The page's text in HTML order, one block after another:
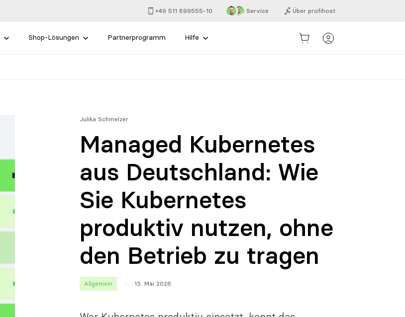
+49 511 899555-10 Service Über profihost
Shop-Lösungen Partnerprogramm Hilfe
Julika Schmelzer
Managed Kubernetes
aus Deutschland: Wie
Sie Kubernetes
produktiv nutzen, ohne
den Betrieb zu tragen
Allgemein · 13. Mai 2026